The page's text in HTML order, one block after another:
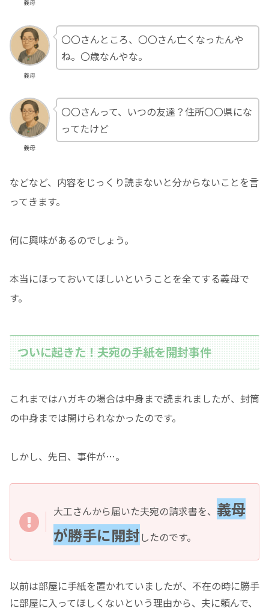
義母
義母
〇〇さんところ、〇〇さん亡くなったんや
ね。〇歳なんやな。
義母
〇〇さんって、いつの友達？住所〇〇県にな
ってたけど
などなど、内容をじっくり読まないと分からないことを言
ってきます。
何に興味があるのでしょう。
本当にほっておいてほしいということを全てする義母で
す。
ついに起きた！夫宛の手紙を開封事件
これまではハガキの場合は中身まで読まれましたが、封筒
の中身までは開けられなかったのです。
しかし、先日、事件が…。
大工さんから届いた夫宛の請求書を、 義母
が勝手に開封 したのです。
以前は部屋に手紙を置かれていましたが、不在の時に勝手
に部屋に入ってほしくないという理由から、夫に頼んで、